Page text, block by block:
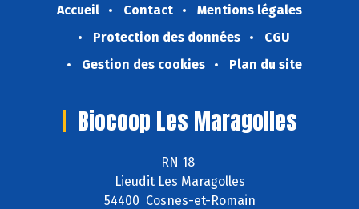
Accueil Contact
Mentions légales
Protection des données
CGU
Gestion des cookies
Plan du site
Biocoop Les Maragolles
RN 18
Lieudit Les Maragolles
54400 Cosnes-et-Romain